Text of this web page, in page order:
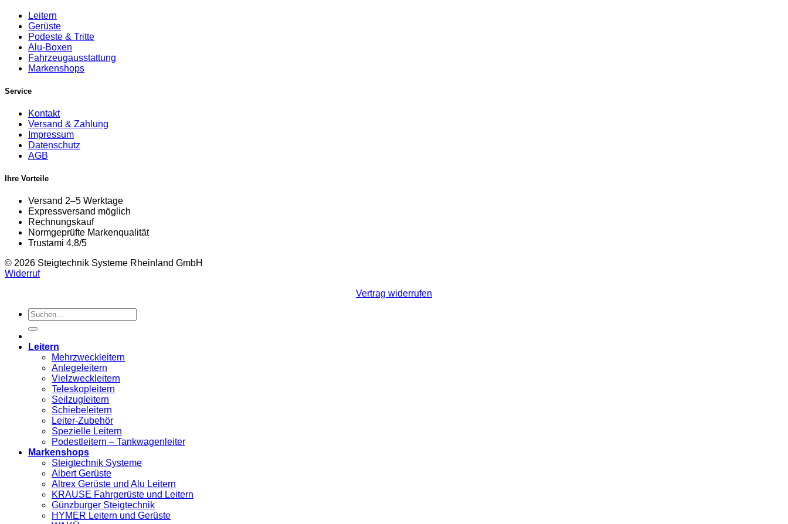
Leitern
Gerüste
Podeste & Tritte
Alu-Boxen
Fahrzeugausstattung
Markenshops
Service
Kontakt
Versand & Zahlung
Impressum
Datenschutz
AGB
Ihre Vorteile
Versand 2–5 Werktage
Expressversand möglich
Rechnungskauf
Normgeprüfte Markenqualität
Trustami 4,8/5
© 2026 Steigtechnik Systeme Rheinland GmbH
Widerruf
Vertrag widerrufen
Suchen
nach:
Leitern
Mehrzweckleitern
Anlegeleitern
Vielzweckleitern
Teleskopleitern
Seilzugleitern
Schiebeleitern
Leiter-Zubehör
Spezielle Leitern
Podestleitern – Tankwagenleiter
Markenshops
Steigtechnik Systeme
Albert Gerüste
Altrex Gerüste und Alu Leitern
KRAUSE Fahrgerüste und Leitern
Günzburger Steigtechnik
HYMER Leitern und Gerüste